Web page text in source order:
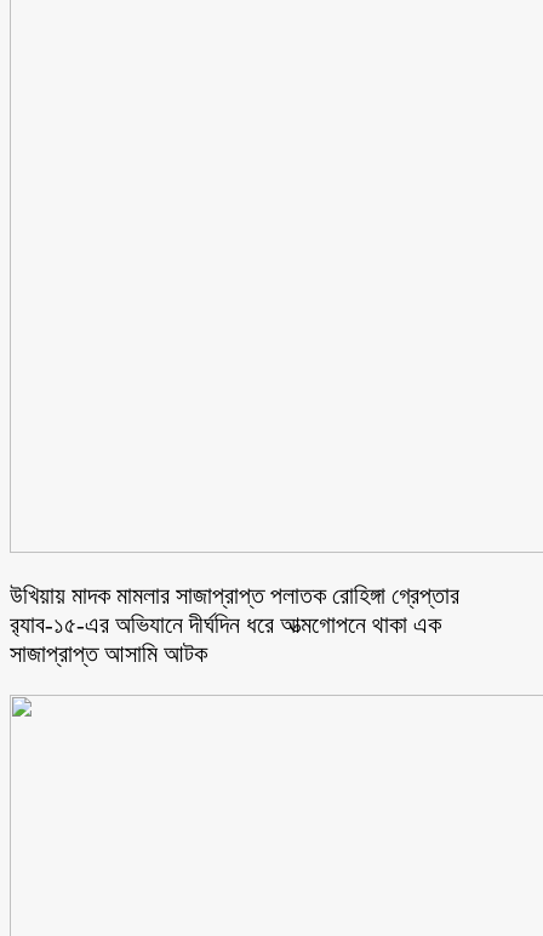
উখিয়ায় মাদক মামলার সাজাপ্রাপ্ত পলাতক রোহিঙ্গা গ্রেপ্তার
র‌্যাব-১৫-এর অভিযানে দীর্ঘদিন ধরে আত্মগোপনে থাকা এক
সাজাপ্রাপ্ত আসামি আটক